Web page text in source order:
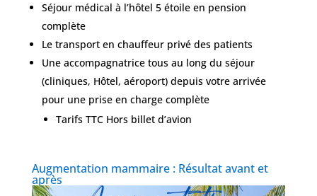
Séjour médical à l’hôtel 5 étoile en pension
complète
Le transport en chauffeur privé des patients
Une accompagnatrice tous au long du séjour
(cliniques, Hôtel, aéroport) depuis votre arrivée
pour une prise en charge complète
Tarifs TTC Hors billet d’avion
Augmentation mammaire : Résultat avant et
après